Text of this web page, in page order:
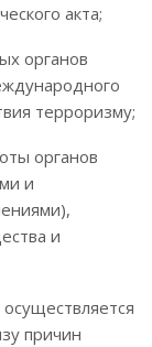
акта;
органов
терроризму;
органов
и
и
причин